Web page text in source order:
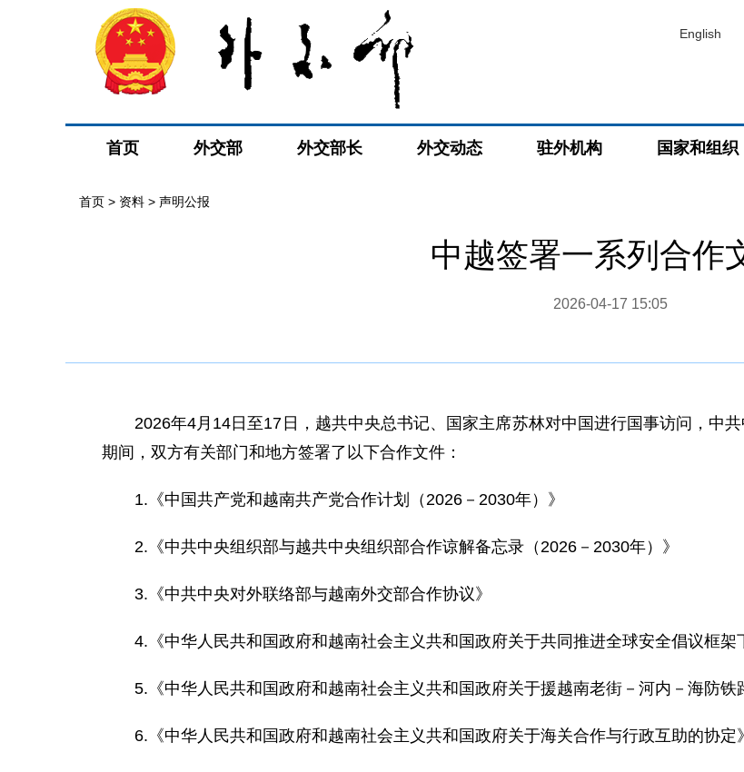
English
首页 外交部 外交部长 外交动态 驻外机构 国家和组织
首页 > 资料 > 声明公报
中越签署一系列合作
2026-04-17 15:05
2026年4月14日至17日，越共中央总书记、国家主席苏林对中国进行国事访问，中
期间，双方有关部门和地方签署了以下合作文件：
1.《中国共产党和越南共产党合作计划（2026－2030年）》
2.《中共中央组织部与越共中央组织部合作谅解备忘录（2026－2030年）》
3.《中共中央对外联络部与越南外交部合作协议》
4.《中华人民共和国政府和越南社会主义共和国政府关于共同推进全球安全倡议框架
5.《中华人民共和国政府和越南社会主义共和国政府关于援越南老街－河内－海防铁
6.《中华人民共和国政府和越南社会主义共和国政府关于海关合作与行政互助的协定》